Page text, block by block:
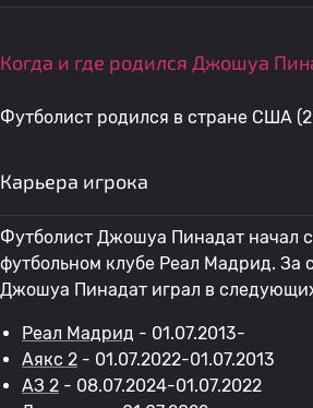
Когда и где родился Джошуа
Футболист родился в стране США
Карьера игрока
Футболист Джошуа Пинадат начал
футбольном клубе Реал Мадрид. За
Джошуа Пинадат играл в
Реал Мадрид - 01.07.2013-
Аякс 2 - 01.07.2022-01.07.2013
АЗ 2 - 08.07.2024-01.07.2022